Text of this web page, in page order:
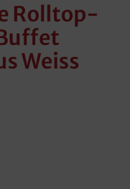
Rolltop-
Weiss